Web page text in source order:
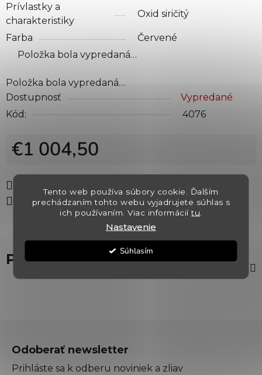
Tento web používa súbory cookie. Ďalším
prechádzaním tohto webu vyjadrujete súhlas s
ich používaním. Viac informáciítu
Nastavenie
Súhlasím
Prívlastky a
charakteristiky
Oxid siričitý
Farba
Červené
Položka bola vypredaná…
Položka bola vypredaná…
Dostupnosť
Vypredané
Kód:
4076
€1 004,50
Zdieľať
Popis
Odoberať newsletter
Prihláste sa k odberu noviniek a zliav